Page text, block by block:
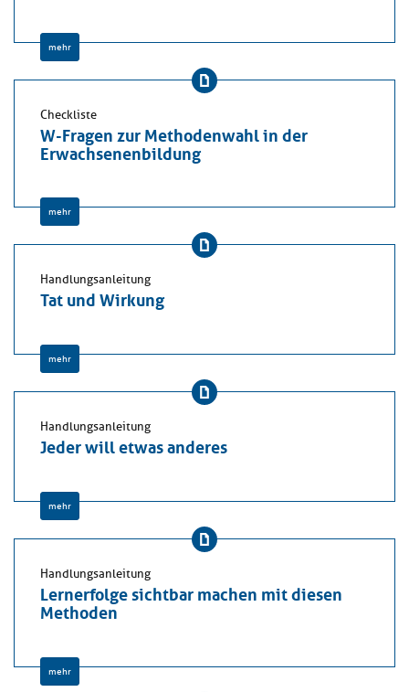
mehr
Checkliste
W-Fragen zur Methodenwahl in der
Erwachsenenbildung
mehr
Handlungsanleitung
Tat und Wirkung
mehr
Handlungsanleitung
Jeder will etwas anderes
mehr
Handlungsanleitung
Lernerfolge sichtbar machen mit diesen
Methoden
mehr